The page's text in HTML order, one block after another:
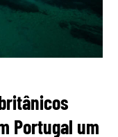
Portugal um